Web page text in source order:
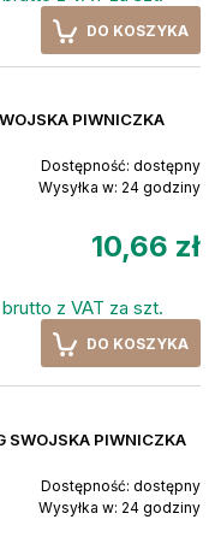
DO KOSZYKA
PIWNICZKA
Dostępność: dostępny
Wysyłka w: 24 godziny
10,66 zł
z VAT za szt.
DO KOSZYKA
SWOJSKA PIWNICZKA
Dostępność: dostępny
Wysyłka w: 24 godziny